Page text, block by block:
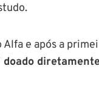
e após a
doado